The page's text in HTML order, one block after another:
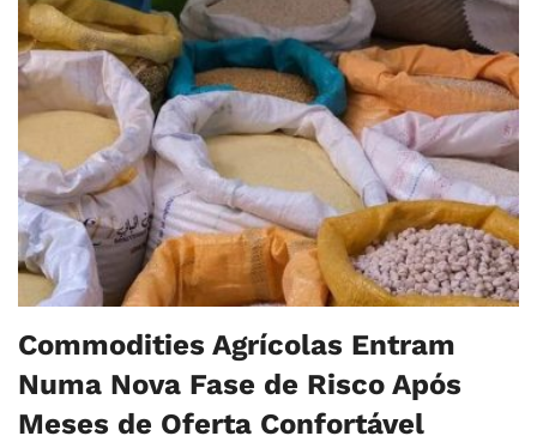
Commodities Agrícolas Entram
Numa Nova Fase de Risco Após
Meses de Oferta Confortável